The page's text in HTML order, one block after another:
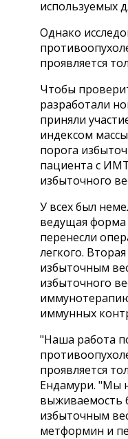
используемых
Однако
проявляется
Чтобы
разработали
приняли
индексом
порога
пациента с
избыточного
У всех был
ведущая форма
перенесли
легкого.
избыточным
избыточного
иммунных
"Наша работа
проявляется
Ендамури. "Мы
выживаемость
избыточным
метформин и